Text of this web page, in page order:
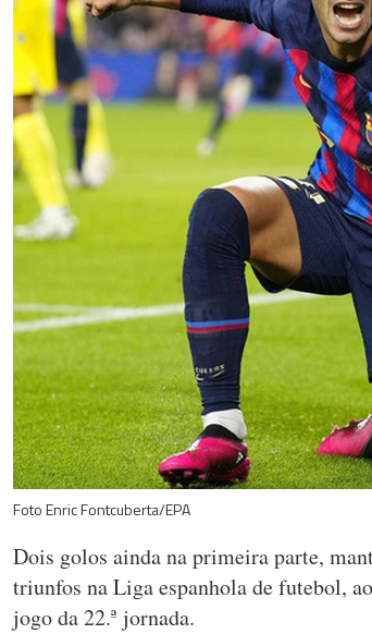
Foto Enric Fontcuberta/EPA
Dois golos ainda na primeira parte,
triunfos na Liga espanhola de futebol,
jogo da 22.ª jornada.